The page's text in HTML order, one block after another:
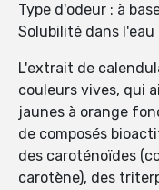
Type d'odeur : à
Solubilité dans l'eau
L'extrait de
couleurs vives, qui
jaunes à orange
de composés
des caroténoïdes
carotène), des